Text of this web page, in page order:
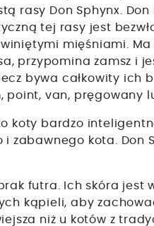
rasy Don Sphynx.
tej rasy jest
mięśniami.
przypomina zamsz i
bywa całkowity ich
van, pręgowany
koty bardzo
kota. Don
futra. Ich skóra jest
kąpieli, aby
niż u kotów z